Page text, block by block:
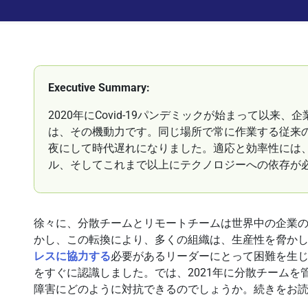
Executive Summary:
2020年にCovid-19パンデミックが始まって以来、
は、その機動力です。同じ場所で常に作業する従
夜にして時代遅れになりました。適応と効率性に
ル、そしてこれまで以上にテクノロジーへの依存が
徐々に、分散チームとリモートチームは世界中の企業
かし、この転換により、多くの組織は、生産性を脅か
レスに協力する必要があるリーダーにとって困難を生
をすぐに認識しました。では、2021年に分散チーム
障害にどのように対抗できるのでしょうか。続きをお